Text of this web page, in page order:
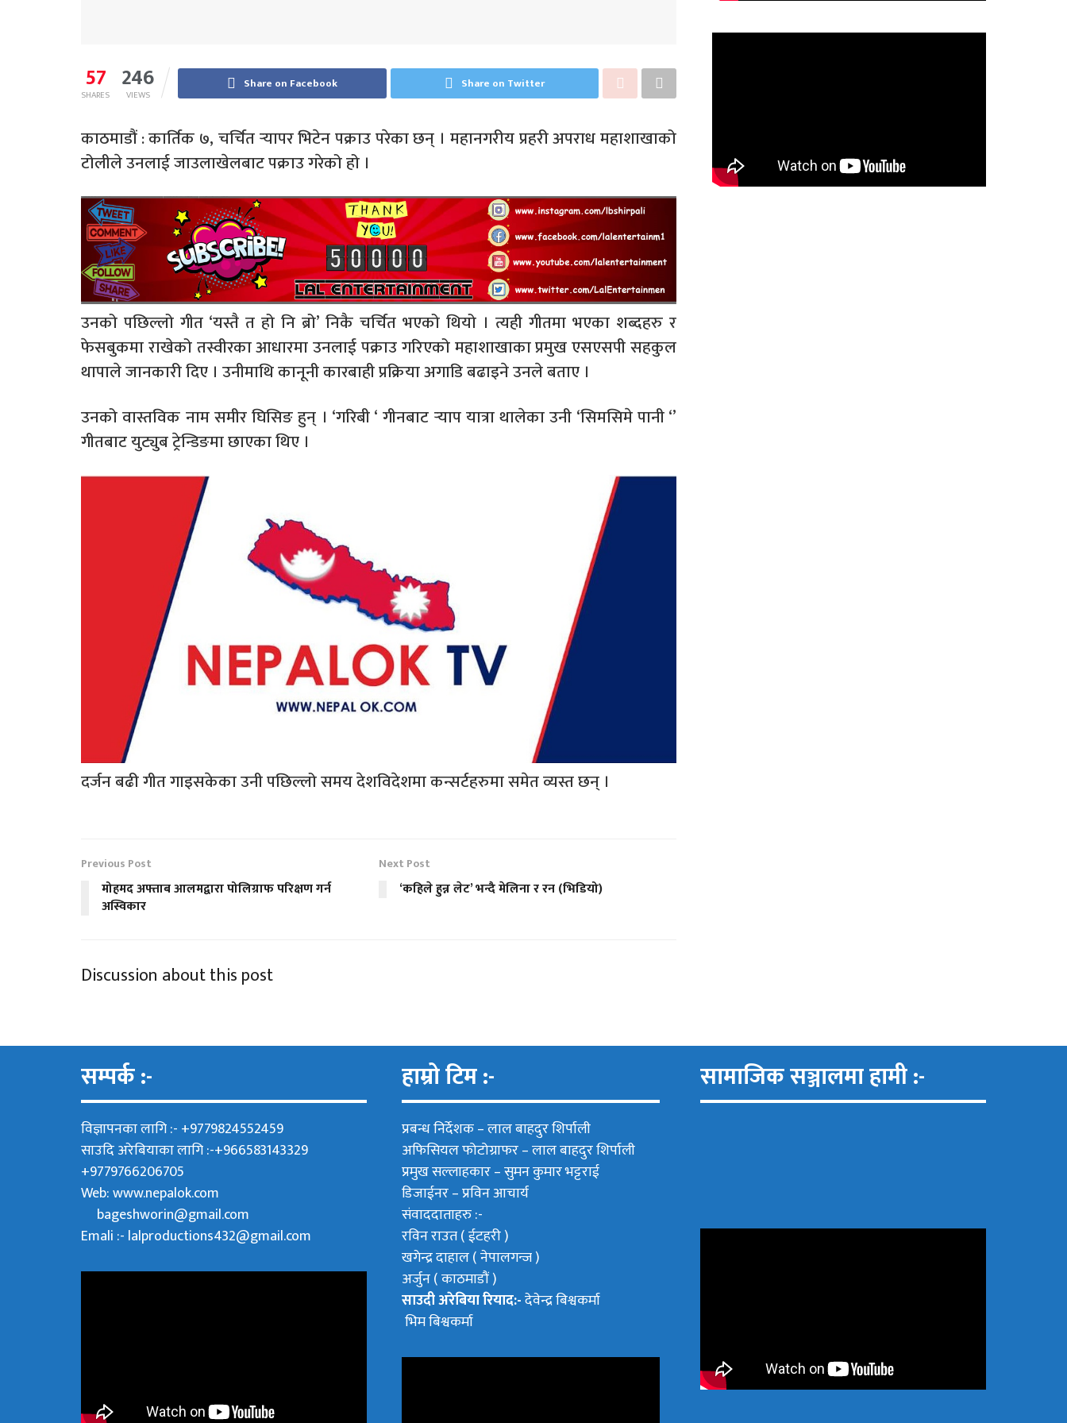
57
SHARES 246
VIEWS
Share on Facebook Share on Twitter
काठमाडौं : कार्तिक ७, चर्चित र्‍यापर भिटेन पक्राउ परेका छन् । महानगरीय प्रहरी अपराध महाशाखाको
टोलीले उनलाई जाउलाखेलबाट पक्राउ गरेको हो ।
उनको पछिल्लो गीत ‘यस्तै त हो नि ब्रो’ निकै चर्चित भएको थियो । त्यही गीतमा भएका शब्दहरु र
फेसबुकमा राखेको तस्वीरका आधारमा उनलाई पक्राउ गरिएको महाशाखाका प्रमुख एसएसपी सहकुल
थापाले जानकारी दिए । उनीमाथि कानूनी कारबाही प्रक्रिया अगाडि बढाइने उनले बताए ।
उनको वास्तविक नाम समीर घिसिङ हुन् । ‘गरिबी ‘ गीनबाट र्‍याप यात्रा थालेका उनी ‘सिमसिमे पानी ‘’
गीतबाट युट्युब ट्रेन्डिङमा छाएका थिए ।
दर्जन बढी गीत गाइसकेका उनी पछिल्लो समय देशविदेशमा कन्सर्टहरुमा समेत व्यस्त छन् ।
Previous Post
मोहमद अफ्ताब आलमद्वारा पोलिग्राफ परिक्षण गर्न
अस्विकार
Next Post
‘कहिले हुन्न लेट’ भन्दै मेलिना र रन (भिडियो)
Discussion about this post
सम्पर्क :-
विज्ञापनका लागि :- +9779824552459
साउदि अरेबियाका लागि :-+966583143329
+9779766206705
Web:www.nepalok.com
bageshworin@gmail.com
Emali :- lalproductions432@gmail.com
हाम्रो टिम :-
प्रबन्ध निर्देशक –लाल बाहदुर शिर्पाली
अफिसियल फोटोग्राफर –लाल बाहदुर शिर्पाली
प्रमुख सल्लाहकार –सुमन कुमार भट्टराई
डिजाईनर – प्रविन आचार्य
संवाददाताहरु :-
रविन राउत ( ईटहरी )
खगेन्द्र दाहाल ( नेपालगन्ज )
अर्जुन ( काठमाडौं )
साउदी अरेबिया रियाद:-देवेन्द्र बिश्वकर्मा
भिम बिश्वकर्मा
सामाजिक सञ्जालमा हामी :-